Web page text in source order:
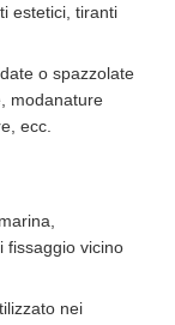
estetici, tiranti
o spazzolate
modanature
ecc.
fissaggio vicino
nei